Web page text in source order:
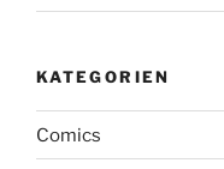
KATEGORIEN
Comics